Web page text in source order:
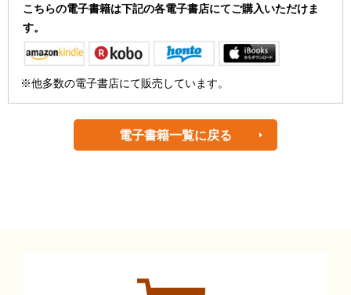
こちらの電子書籍は下記の各電子書店にてご購入いただけま
す。
※他多数の電子書店にて販売しています。
電子書籍一覧に戻る